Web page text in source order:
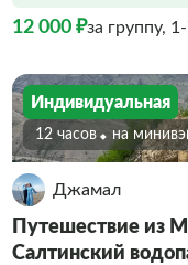
12 000 ₽за группу,
Индивидуальная
12 часов На
Джамал
Путешествие из
Салтинский